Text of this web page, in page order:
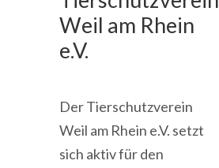
Weil am Rhein
e.V.
Der Tierschutzverein
Weil am Rhein e.V. setzt
sich aktiv für den